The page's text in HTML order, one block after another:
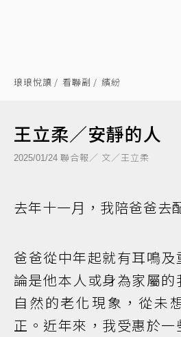
琅琅悅讀 看聯副 繽紛
王立柔／安靜的人
2025/01/24 聯合報／ 文／王立柔
去年十一月，我陪爸爸去
爸爸從中年起就有耳鳴
論是他本人或身為家屬
自然的老化現象，從未
正。近年來，我受惠於